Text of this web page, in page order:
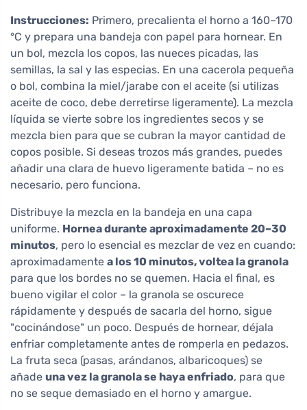
Instrucciones: Primero, precalienta el horno a 160–170
°C y prepara una bandeja con papel para hornear. En
un bol, mezcla los copos, las nueces picadas, las
semillas, la sal y las especias. En una cacerola pequeña
o bol, combina la miel/jarabe con el aceite (si utilizas
aceite de coco, debe derretirse ligeramente). La mezcla
líquida se vierte sobre los ingredientes secos y se
mezcla bien para que se cubran la mayor cantidad de
copos posible. Si deseas trozos más grandes, puedes
añadir una clara de huevo ligeramente batida – no es
necesario, pero funciona.
Distribuye la mezcla en la bandeja en una capa
uniforme. Hornea durante aproximadamente 20–30
minutos, pero lo esencial es mezclar de vez en cuando:
aproximadamente a los 10 minutos, voltea la granola
para que los bordes no se quemen. Hacia el final, es
bueno vigilar el color – la granola se oscurece
rápidamente y después de sacarla del horno, sigue
"cocinándose" un poco. Después de hornear, déjala
enfriar completamente antes de romperla en pedazos.
La fruta seca (pasas, arándanos, albaricoques) se
añade una vez la granola se haya enfriado, para que
no se seque demasiado en el horno y amargue.